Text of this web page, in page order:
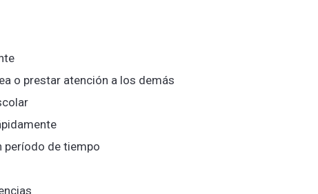
o prestar atención a los demás
período de tiempo